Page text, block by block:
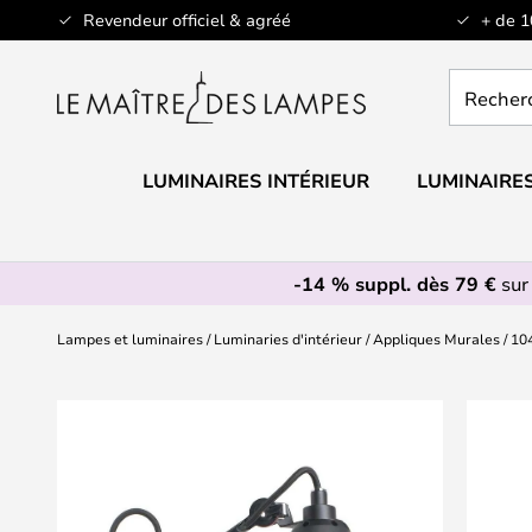
Revendeur officiel & agréé + de
Allez
au
un
LUMINAIRES INTÉRIEUR
-14 % suppl. dès 79 €
Lampes et luminaires Luminaries d'intérieur Appliques Murales